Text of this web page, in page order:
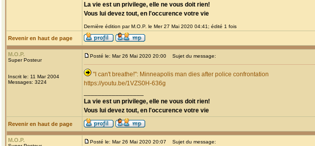
La vie est un privilege, elle ne vous doit rien!
Vous lui devez tout, en l'occurence votre vie
Dernière édition par M.O.P. le Mer 27 Mai 2020 04:41; édité 1 fois
Revenir en haut de page
M.O.P.
Super Posteur
Inscrit le: 11 Mar 2004
Messages: 3224
Posté le: Mar 26 Mai 2020 20:00 Sujet du message:
"I can't breathe!": Minneapolis man dies after police confrontation
https://youtu.be/1VZS0H-636g
La vie est un privilege, elle ne vous doit rien!
Vous lui devez tout, en l'occurence votre vie
Revenir en haut de page
M.O.P. Posté le: Mar 26 Mai 2020 20:07 Sujet du message: